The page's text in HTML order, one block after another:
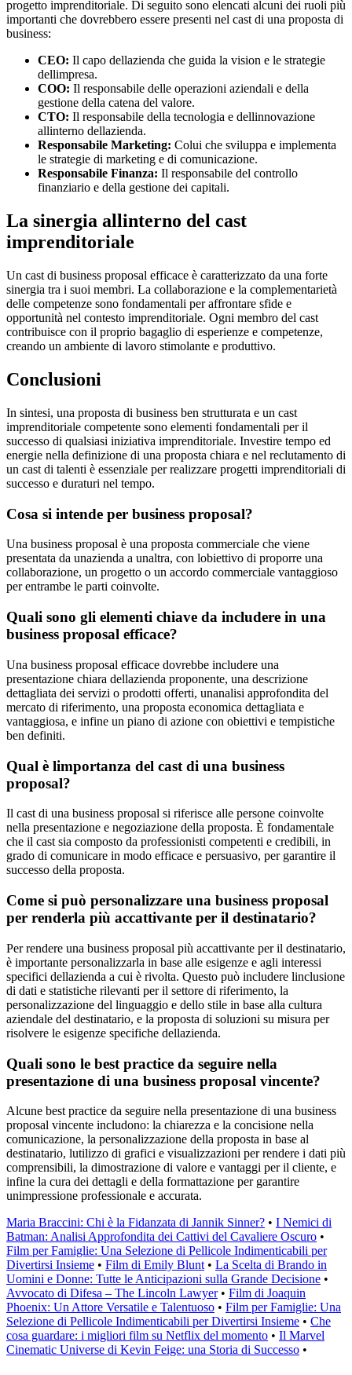
progetto imprenditoriale. Di seguito sono elencati alcuni dei ruoli più
importanti che dovrebbero essere presenti nel cast di una proposta di
business:
CEO: Il capo dellazienda che guida la vision e le strategie
dellimpresa.
COO: Il responsabile delle operazioni aziendali e della
gestione della catena del valore.
CTO: Il responsabile della tecnologia e dellinnovazione
allinterno dellazienda.
Responsabile Marketing: Colui che sviluppa e implementa
le strategie di marketing e di comunicazione.
Responsabile Finanza: Il responsabile del controllo
finanziario e della gestione dei capitali.
La sinergia allinterno del cast
imprenditoriale
Un cast di business proposal efficace è caratterizzato da una forte
sinergia tra i suoi membri. La collaborazione e la complementarietà
delle competenze sono fondamentali per affrontare sfide e
opportunità nel contesto imprenditoriale. Ogni membro del cast
contribuisce con il proprio bagaglio di esperienze e competenze,
creando un ambiente di lavoro stimolante e produttivo.
Conclusioni
In sintesi, una proposta di business ben strutturata e un cast
imprenditoriale competente sono elementi fondamentali per il
successo di qualsiasi iniziativa imprenditoriale. Investire tempo ed
energie nella definizione di una proposta chiara e nel reclutamento di
un cast di talenti è essenziale per realizzare progetti imprenditoriali di
successo e duraturi nel tempo.
Cosa si intende per business proposal?
Una business proposal è una proposta commerciale che viene
presentata da unazienda a unaltra, con lobiettivo di proporre una
collaborazione, un progetto o un accordo commerciale vantaggioso
per entrambe le parti coinvolte.
Quali sono gli elementi chiave da includere in una
business proposal efficace?
Una business proposal efficace dovrebbe includere una
presentazione chiara dellazienda proponente, una descrizione
dettagliata dei servizi o prodotti offerti, unanalisi approfondita del
mercato di riferimento, una proposta economica dettagliata e
vantaggiosa, e infine un piano di azione con obiettivi e tempistiche
ben definiti.
Qual è limportanza del cast di una business
proposal?
Il cast di una business proposal si riferisce alle persone coinvolte
nella presentazione e negoziazione della proposta. È fondamentale
che il cast sia composto da professionisti competenti e credibili, in
grado di comunicare in modo efficace e persuasivo, per garantire il
successo della proposta.
Come si può personalizzare una business proposal
per renderla più accattivante per il destinatario?
Per rendere una business proposal più accattivante per il destinatario,
è importante personalizzarla in base alle esigenze e agli interessi
specifici dellazienda a cui è rivolta. Questo può includere linclusione
di dati e statistiche rilevanti per il settore di riferimento, la
personalizzazione del linguaggio e dello stile in base alla cultura
aziendale del destinatario, e la proposta di soluzioni su misura per
risolvere le esigenze specifiche dellazienda.
Quali sono le best practice da seguire nella
presentazione di una business proposal vincente?
Alcune best practice da seguire nella presentazione di una business
proposal vincente includono: la chiarezza e la concisione nella
comunicazione, la personalizzazione della proposta in base al
destinatario, lutilizzo di grafici e visualizzazioni per rendere i dati più
comprensibili, la dimostrazione di valore e vantaggi per il cliente, e
infine la cura dei dettagli e della formattazione per garantire
unimpressione professionale e accurata.
Maria Braccini: Chi è la Fidanzata di Jannik Sinner? • I Nemici di
Batman: Analisi Approfondita dei Cattivi del Cavaliere Oscuro •
Film per Famiglie: Una Selezione di Pellicole Indimenticabili per
Divertirsi Insieme • Film di Emily Blunt • La Scelta di Brando in
Uomini e Donne: Tutte le Anticipazioni sulla Grande Decisione •
Avvocato di Difesa – The Lincoln Lawyer• Film di Joaquin
Phoenix: Un Attore Versatile e Talentuoso • Film per Famiglie: Una
Selezione di Pellicole Indimenticabili per Divertirsi Insieme • Che
cosa guardare: i migliori film su Netflix del momento • Il Marvel
Cinematic Universe di Kevin Feige: una Storia di Successo •